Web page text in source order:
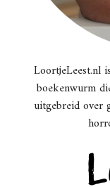
LoortjeLeest.nl
boekenwurm
uitgebreid over